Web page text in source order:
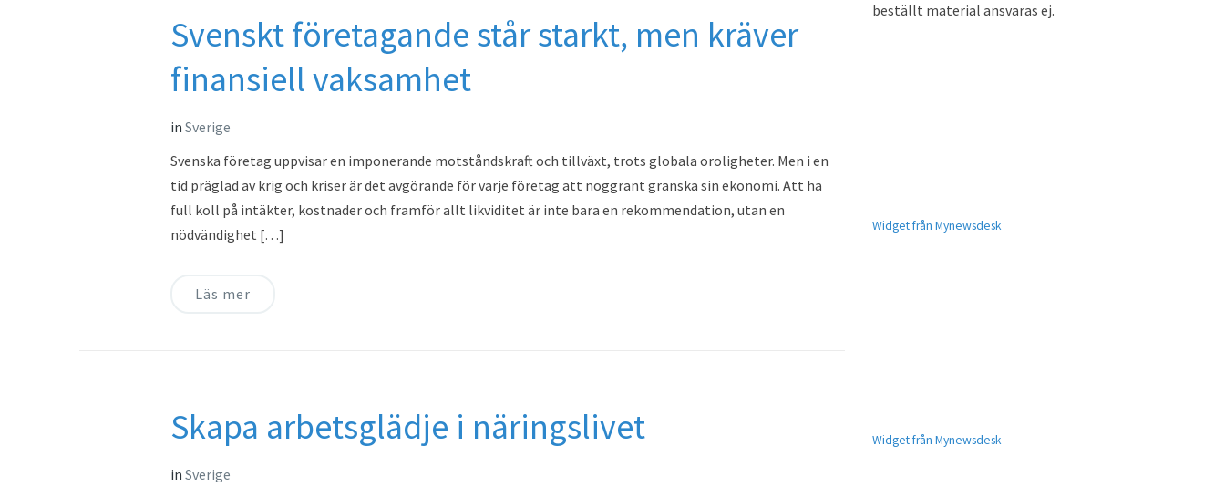
Svenskt företagande står starkt, men kräver
finansiell vaksamhet
in Sverige
Svenska företag uppvisar en imponerande motståndskraft och tillväxt, trots globala oroligheter. Men i en
tid präglad av krig och kriser är det avgörande för varje företag att noggrant granska sin ekonomi. Att ha
full koll på intäkter, kostnader och framför allt likviditet är inte bara en rekommendation, utan en
nödvändighet […]
Läs mer
Skapa arbetsglädje i näringslivet
in Sverige
beställt material ansvaras ej.
Widget från Mynewsdesk
Widget från Mynewsdesk